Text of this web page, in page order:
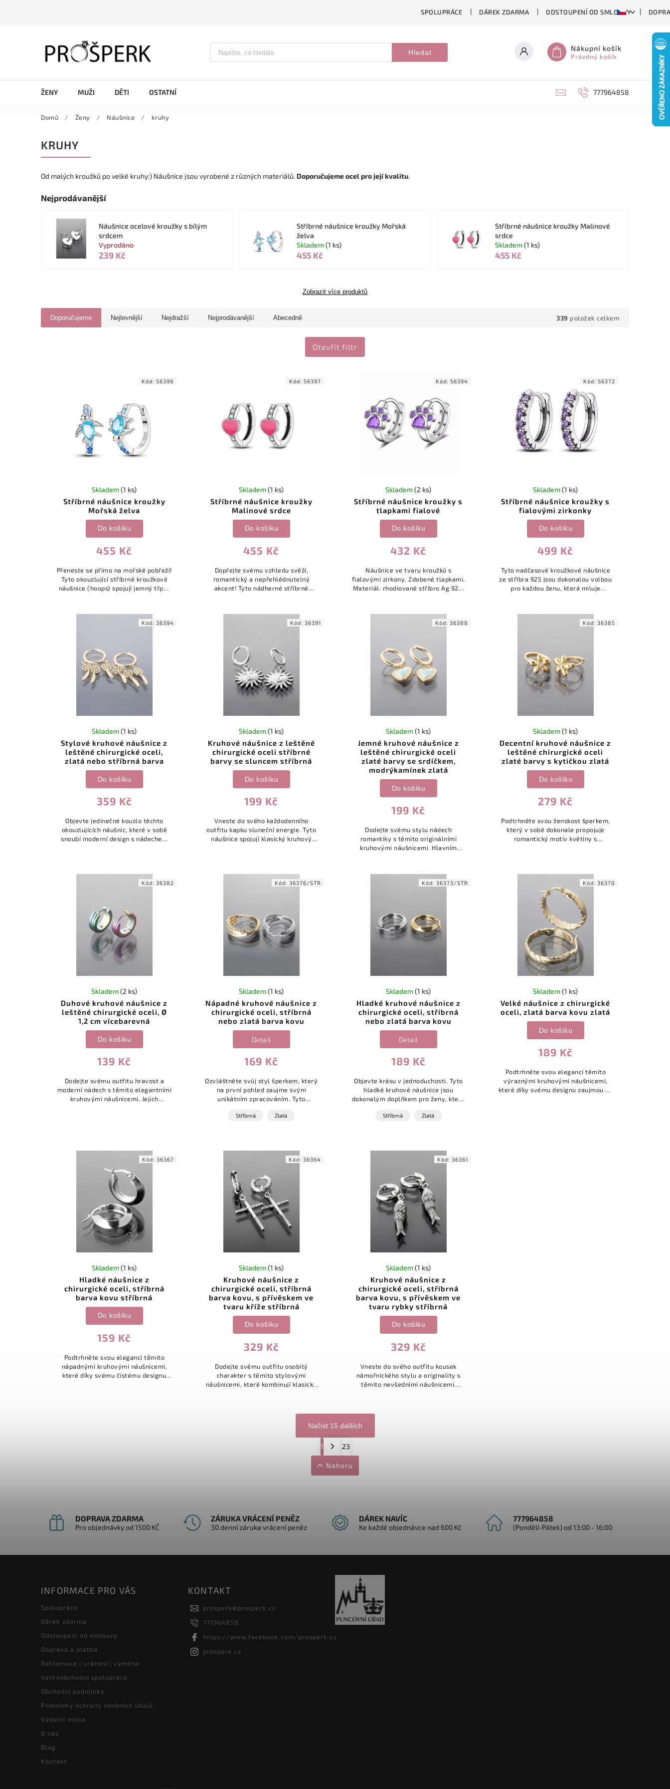
SPOLUPRÁCE DÁREK ZDARMA ODSTOUPENÍ OD SMLOUVY
Hledat Nákupní košík
Prázdný košík
ŽENY MUŽI DĚTI OSTATNÍ 777964858
Domů / Ženy / Náušnice / kruhy
KRUHY
Od malých kroužků po velké kruhy:) Náušnice jsou vyrobené z různých materiálů. Doporučujeme ocel pro její kvalitu.
Nejprodávanější
Náušnice ocelové kroužky s bílým
srdcem
Vyprodáno
239 Kč
Stříbrné náušnice kroužky Mořská
želva
Skladem(1 ks)
455 Kč
Stříbrné náušnice kroužky Malinové
srdce
Skladem(1 ks)
455 Kč
Zobrazit více produktů
Doporučujeme Nejlevnější Nejdražší Nejprodávanější Abecedně 339 položek celkem
Otevřít filtr
Stříbrné náušnice kroužky
Mořská želva
Skladem(1 ks)
455 Kč
Do košíku
Přeneste se přímo na mořské pobřeží!
Tyto okouzlující stříbrné kroužkové
náušnice (hoops) spojují jemný třpyt
Kód:S6398
Stříbrné náušnice kroužky
Malinové srdce
Skladem(1 ks)
455 Kč
Do košíku
Dopřejte svému vzhledu svěží,
romantický a nepřehlédnutelný
akcent! Tyto nádherné stříbrné
dominantní motiv...
Kód:S6397
Stříbrné náušnice kroužky s
tlapkami fialové
Skladem(2 ks)
432 Kč
Do košíku
Náušnice ve tvaru kroužků s
fialovými zirkony. Zdobené tlapkami.
Materiál: rhodiované stříbro Ag 925,
Kód:S6394
Stříbrné náušnice kroužky s
fialovými zirkonky
Skladem(1 ks)
499 Kč
Do košíku
Tyto nadčasové kroužkové náušnice
ze stříbra 925 jsou dokonalou volbou
pro každou ženu, která miluje
osázena...
Kód:S6372
Stylové kruhové náušnice z
leštěné chirurgické oceli,
zlatá nebo stříbrná barva
Skladem(1 ks)
359 Kč
Do košíku
Objevte jedinečné kouzlo těchto
okouzlujících náušnic, které v sobě
snoubí moderní design s nádechem
Kód:36394
Kruhové náušnice z leštěné
chirurgické oceli stříbrné
barvy se sluncem stříbrná
Skladem(1 ks)
199 Kč
Do košíku
Vneste do svého každodenního
outfitu kapku sluneční energie. Tyto
náušnice spojují klasický kruhový
Kód:36391
Jemné kruhové náušnice z
leštěné chirurgické oceli
zlaté barvy se srdíčkem,
modrýkamínek zlatá
Skladem(1 ks)
199 Kč
Do košíku
Dodejte svému stylu nádech
romantiky s těmito originálními
kruhovými náušnicemi. Hlavním
mentolové barvě, které...
Kód:36388
Decentní kruhové náušnice z
leštěné chirurgické oceli
zlaté barvy s kytičkou zlatá
Skladem(1 ks)
279 Kč
Do košíku
Podtrhněte svou ženskost šperkem,
který v sobě dokonale propojuje
romantický motiv květiny s
Kód:36385
Duhové kruhové náušnice z
leštěné chirurgické oceli, Ø
1,2 cm vícebarevná
Skladem(2 ks)
139 Kč
Do košíku
Dodejte svému outfitu hravost a
moderní nádech s těmito elegantními
kruhovými náušnicemi. Jejich
Kód:36382
Nápadné kruhové náušnice z
chirurgické oceli, stříbrná
nebo zlatá barva kovu
Skladem(1 ks)
169 Kč
Detail
Ozvláštněte svůj styl šperkem, který
na první pohled zaujme svým
unikátním zpracováním. Tyto
jako tři jemně propojené kruhy
Stříbrná Zlatá
Kód:36376/STR
Hladké kruhové náušnice z
chirurgické oceli, stříbrná
nebo zlatá barva kovu
Skladem(1 ks)
189 Kč
Detail
Objevte krásu v jednoduchosti. Tyto
hladké kruhové náušnice jsou
dokonalým doplňkem pro ženy, které
Díky svému elegantnímu provedení
Stříbrná Zlatá
Kód:36373/STR
Velké náušnice z chirurgické
oceli, zlatá barva kovu zlatá
Skladem(1 ks)
189 Kč
Do košíku
Podtrhněte svou eleganci těmito
výraznými kruhovými náušnicemi,
které díky svému designu zaujmou na
Kód:36370
Hladké náušnice z
chirurgické oceli, stříbrná
barva kovu stříbrná
Skladem(1 ks)
159 Kč
Do košíku
Podtrhněte svou eleganci těmito
nápadnými kruhovými náušnicemi,
které díky svému čistému designu
Kód:36367
Kruhové náušnice z
chirurgické oceli, stříbrná
barva kovu, s přívěskem ve
tvaru kříže stříbrná
Skladem(1 ks)
329 Kč
Do košíku
Dodejte svému outfitu osobitý
charakter s těmito stylovými
náušnicemi, které kombinují klasický
Kód:36364
Kruhové náušnice z
chirurgické oceli, stříbrná
barva kovu, s přívěskem ve
tvaru rybky stříbrná
Skladem(1 ks)
329 Kč
Do košíku
Vneste do svého outfitu kousek
námořnického stylu a originality s
těmito nevšedními náušnicemi.
Kód:36361
Načíst 15 dalších
1 23
Nahoru
DOPRAVA ZDARMA
Pro objednávky od 1500 KČ
ZÁRUKA VRÁCENÍ PENĚZ
30 denní záruka vrácení peněz
DÁREK NAVÍC
Ke každé objednávce nad 600 Kč
777964858
(Pondělí-Pátek) od 13:00 - 16:00
INFORMACE PRO VÁS
Spolupráce
Dárek zdarma
Odstoupení od smlouvy
Doprava a platba
Reklamace | vrácení | výměna
Velkoobchodní spolupráce
Obchodní podmínky
Podmínky ochrany osobních údajů
Výdejní místa
O nás
Blog
Kontakt
KONTAKT
prosperk@prosperk.cz
777964858
https://www.facebook.com/prosperk.cz
prosperk.cz